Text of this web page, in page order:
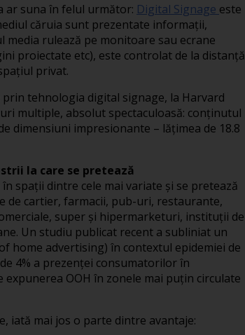
ar suna în felul următor: Digital Signage este
căruia sunt prezentate informaţii,
rulează pe monitoare sau ecrane
proiectate etc), este controlat de la distanţă
privat.
tehnologia digital signage, la Harvard
multiple, absolut spectaculoasă: conţinutul
dimensiuni impresionante – lăţimea de 18.8
la care se pretează
spaţii dintre cele mai variate şi se pretează
de cartier, farmacii, pub-uri, restaurante,
super şi hipermarketuri, instituţii de
Un studiu publicat recent a subliniat un
home advertising) în contextul epidemiei de
4% a prezenţei consumatorilor în
OOH în zonele mai puţin circulate
iată mai jos o parte dintre avantaje: